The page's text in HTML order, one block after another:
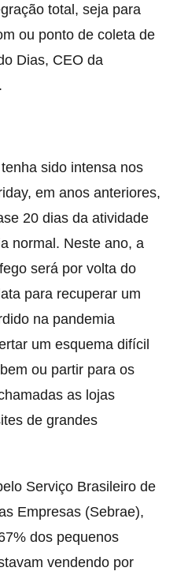
total, seja para
ou ponto de coleta de
Dias, CEO da
sido intensa nos
em anos anteriores,
20 dias da atividade
normal. Neste ano, a
será por volta do
para recuperar um
na pandemia
um esquema difícil
ou partir para os
as lojas
de grandes
Serviço Brasileiro de
Empresas (Sebrae),
dos pequenos
vendendo por